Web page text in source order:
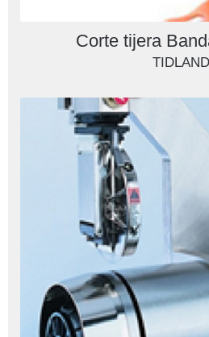
Corte tijera
TIDLAND